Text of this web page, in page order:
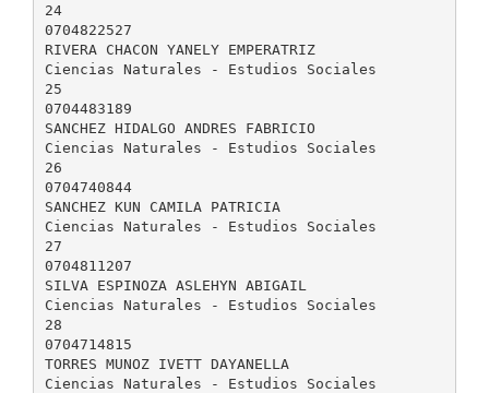
24
0704822527
RIVERA CHACON YANELY EMPERATRIZ
Ciencias Naturales - Estudios Sociales
25
0704483189
SANCHEZ HIDALGO ANDRES FABRICIO
Ciencias Naturales - Estudios Sociales
26
0704740844
SANCHEZ KUN CAMILA PATRICIA
Ciencias Naturales - Estudios Sociales
27
0704811207
SILVA ESPINOZA ASLEHYN ABIGAIL
Ciencias Naturales - Estudios Sociales
28
0704714815
TORRES MUNOZ IVETT DAYANELLA
Ciencias Naturales - Estudios Sociales